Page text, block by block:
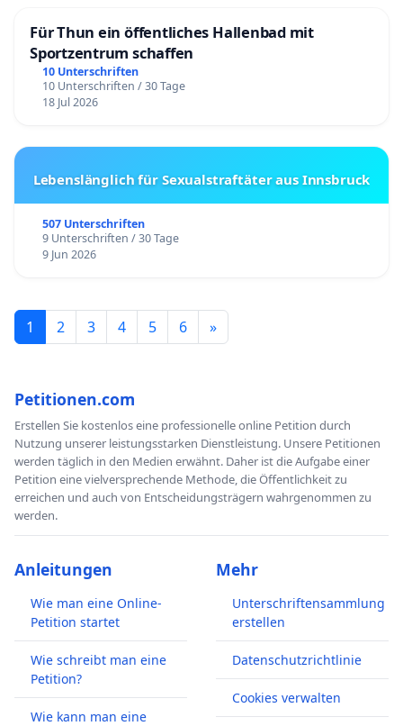
Für Thun ein öffentliches Hallenbad mit
Sportzentrum schaffen
10 Unterschriften
10 Unterschriften / 30 Tage
18 Jul 2026
Lebenslänglich für Sexualstraftäter aus Innsbruck
507 Unterschriften
9 Unterschriften / 30 Tage
9 Jun 2026
1 2 3 4 5 6 »
Petitionen.com
Erstellen Sie kostenlos eine professionelle online Petition durch
Nutzung unserer leistungsstarken Dienstleistung. Unsere Petitionen
werden täglich in den Medien erwähnt. Daher ist die Aufgabe einer
Petition eine vielversprechende Methode, die Öffentlichkeit zu
erreichen und auch von Entscheidungsträgern wahrgenommen zu
werden.
Anleitungen
Wie man eine Online-
Petition startet
Wie schreibt man eine
Petition?
Wie kann man eine
Mehr
Unterschriftensammlung
erstellen
Datenschutzrichtlinie
Cookies verwalten